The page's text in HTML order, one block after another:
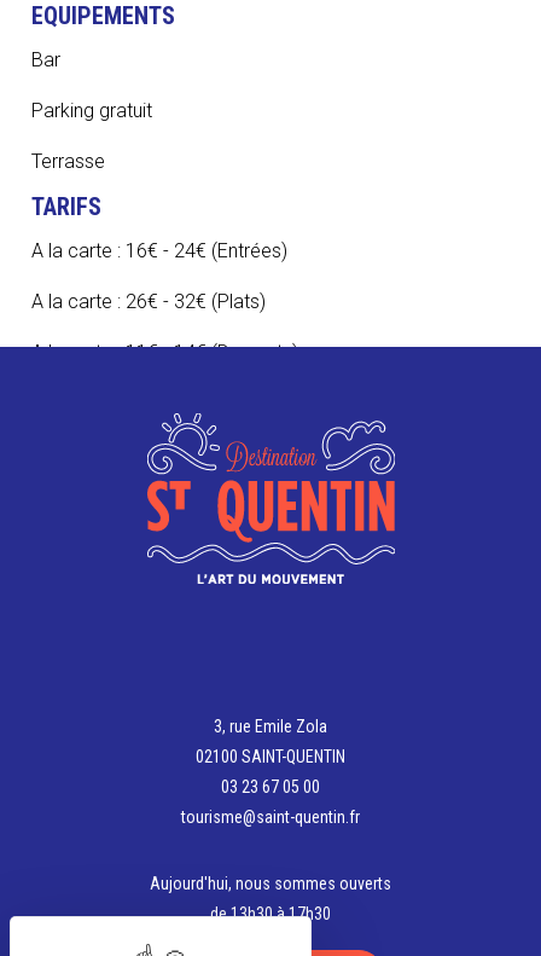
EQUIPEMENTS
Bar
Parking gratuit
Terrasse
TARIFS
A la carte : 16€ - 24€ (Entrées)
A la carte : 26€ - 32€ (Plats)
A la carte : 11€ - 14€ (Desserts)
+33 3 23 61 35 48
lundessens@gmail.com
https://sensory-
dining.preview.emergentagent.com/
3, rue Emile Zola
02100 SAINT-QUENTIN
03 23 67 05 00
tourisme@saint-quentin.fr
Aujourd'hui, nous sommes ouverts
de 13h30 à 17h30